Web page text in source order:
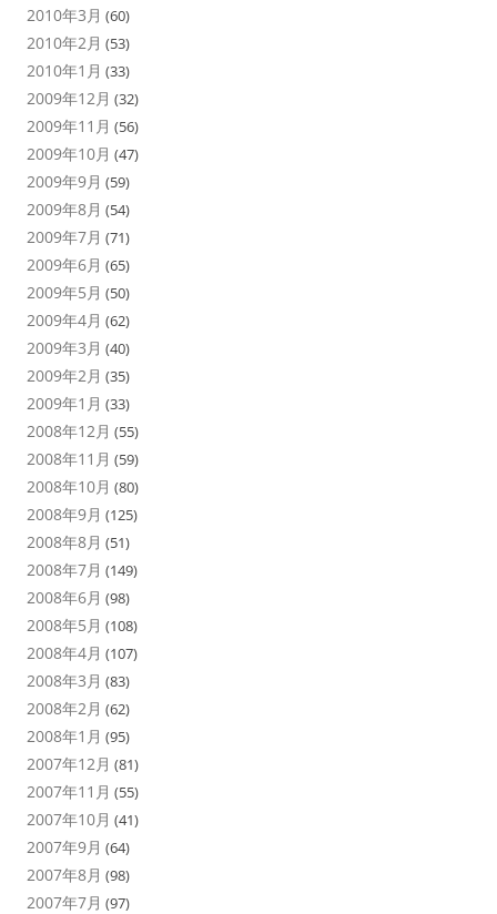
2010年3月 (60)
2010年2月 (53)
2010年1月 (33)
2009年12月 (32)
2009年11月 (56)
2009年10月 (47)
2009年9月 (59)
2009年8月 (54)
2009年7月 (71)
2009年6月 (65)
2009年5月 (50)
2009年4月 (62)
2009年3月 (40)
2009年2月 (35)
2009年1月 (33)
2008年12月 (55)
2008年11月 (59)
2008年10月 (80)
2008年9月 (125)
2008年8月 (51)
2008年7月 (149)
2008年6月 (98)
2008年5月 (108)
2008年4月 (107)
2008年3月 (83)
2008年2月 (62)
2008年1月 (95)
2007年12月 (81)
2007年11月 (55)
2007年10月 (41)
2007年9月 (64)
2007年8月 (98)
2007年7月 (97)